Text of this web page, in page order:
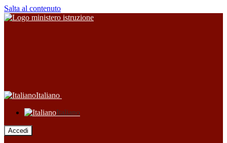
Salta al contenuto
Italiano
Italiano
Accedi